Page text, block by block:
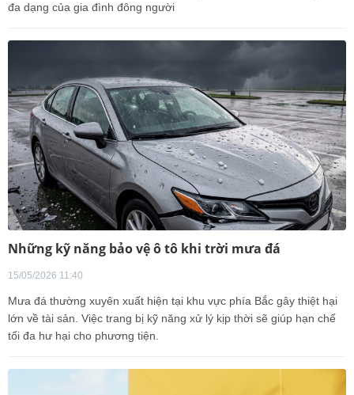
đa dạng của gia đình đông người
Những kỹ năng bảo vệ ô tô khi trời mưa đá
15/05/2026 11:40
Mưa đá thường xuyên xuất hiện tại khu vực phía Bắc gây thiệt hại
lớn về tài sản. Việc trang bị kỹ năng xử lý kịp thời sẽ giúp hạn chế
tối đa hư hại cho phương tiện.